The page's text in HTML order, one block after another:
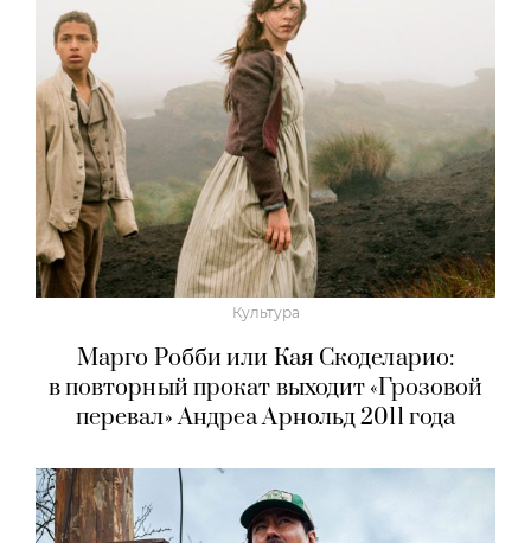
Культура
Марго Робби или Кая Скоделарио:
в повторный прокат выходит «Грозовой
перевал» Андреа Арнольд 2011 года